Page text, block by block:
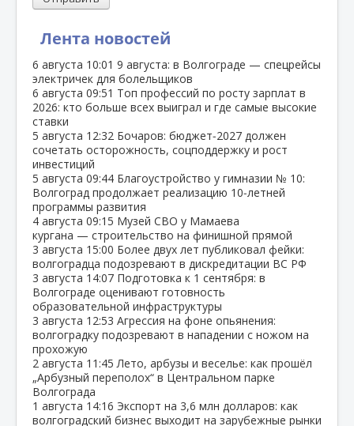
Лента новостей
6 августа 10:01 9 августа: в Волгограде — спецрейсы
электричек для болельщиков
6 августа 09:51 Топ профессий по росту зарплат в
2026: кто больше всех выиграл и где самые высокие
ставки
5 августа 12:32 Бочаров: бюджет‑2027 должен
сочетать осторожность, соцподдержку и рост
инвестиций
5 августа 09:44 Благоустройство у гимназии № 10:
Волгоград продолжает реализацию 10‑летней
программы развития
4 августа 09:15 Музей СВО у Мамаева
кургана — строительство на финишной прямой
3 августа 15:00 Более двух лет публиковал фейки:
волгоградца подозревают в дискредитации ВС РФ
3 августа 14:07 Подготовка к 1 сентября: в
Волгограде оценивают готовность
образовательной инфраструктуры
3 августа 12:53 Агрессия на фоне опьянения:
волгоградку подозревают в нападении с ножом на
прохожую
2 августа 11:45 Лето, арбузы и веселье: как прошёл
„Арбузный переполох“ в Центральном парке
Волгограда
1 августа 14:16 Экспорт на 3,6 млн долларов: как
волгоградский бизнес выходит на зарубежные рынки